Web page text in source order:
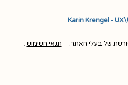
של בעלי האתר. תנאי השימוש .